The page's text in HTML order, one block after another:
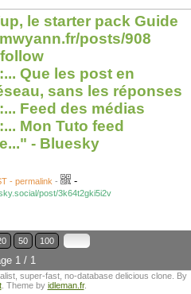
le starter pack Guide
posts/908
Que les post en
sans les réponses
Feed des médias
Mon Tuto feed
- Bluesky
- permalink - -
post/3k64t2gki5i2v
50 100
1 / 1
super-fast, no-database delicious clone. By
. Theme by idleman.fr.